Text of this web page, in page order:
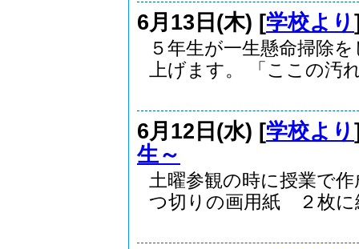
6月13日(木) [学校より
５年生が一生懸命掃除
上げます。 「ここの汚
6月12日(水) [学校より
生～
土曜参観の時に授業で
つ切りの画用紙 ２枚に